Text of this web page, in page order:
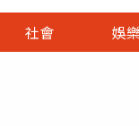
社會 娛樂
財經首頁
熱線
政